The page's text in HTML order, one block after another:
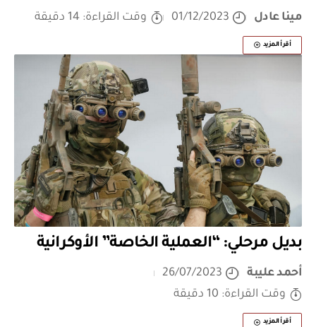
مينا عادل 01/12/2023 وقت القراءة: 14 دقيقة
أقرأ المزيد
بديل مرحلي: “العملية الخاصة” الأوكرانية
أحمد عليبة
26/07/2023
وقت القراءة: 10 دقيقة
أقرأ المزيد